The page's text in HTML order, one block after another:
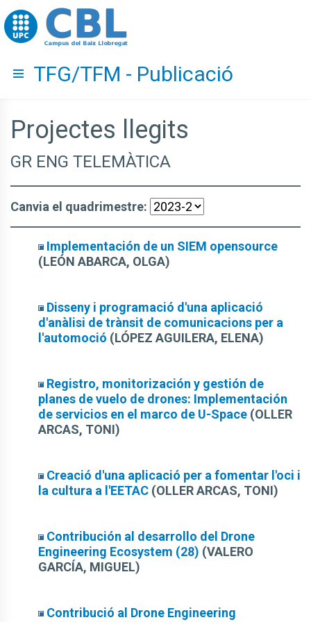
Go to upc.edu
Hide menu
TFG/TFM - Publicació
Projectes llegits
GR ENG TELEMÀTICA
Canvia el quadrimestre:
Implementación de un SIEM opensource
(LEÓN ABARCA, OLGA)
Disseny i programació d'una aplicació
d'anàlisi de trànsit de comunicacions per a
l'automoció (LÓPEZ AGUILERA, ELENA)
Registro, monitorización y gestión de
planes de vuelo de drones: Implementación
de servicios en el marco de U-Space (OLLER
ARCAS, TONI)
Creació d'una aplicació per a fomentar l'oci i
la cultura a l'EETAC (OLLER ARCAS, TONI)
Contribución al desarrollo del Drone
Engineering Ecosystem (28) (VALERO
GARCÍA, MIGUEL)
Contribució al Drone Engineering